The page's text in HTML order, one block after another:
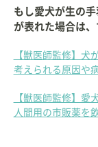
もし愛犬が生の
が表れた場合は
【獣医師監修】犬
考えられる原因や
【獣医師監修】愛
人間用の市販薬を